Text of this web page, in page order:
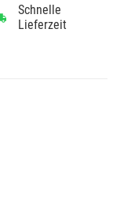
Schnelle
Lieferzeit